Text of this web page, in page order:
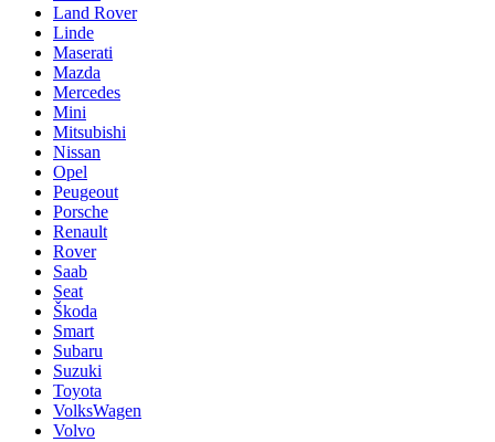
Land Rover
Linde
Maserati
Mazda
Mercedes
Mini
Mitsubishi
Nissan
Opel
Peugeout
Porsche
Renault
Rover
Saab
Seat
Škoda
Smart
Subaru
Suzuki
Toyota
VolksWagen
Volvo